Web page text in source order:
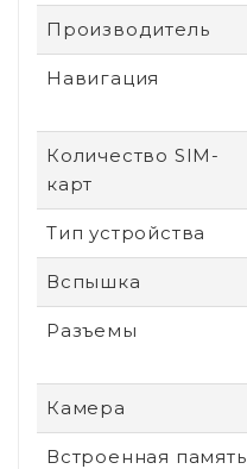
Производитель
Навигация
Количество SIM-
карт
Тип устройства
Вспышка
Разъемы
Камера
Встроенная память